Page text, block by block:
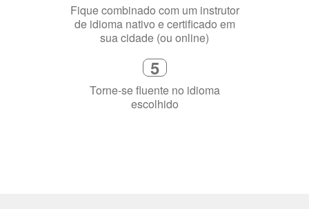
4
Fique combinado com um instrutor
de idioma nativo e certificado em
sua cidade (ou online)
5